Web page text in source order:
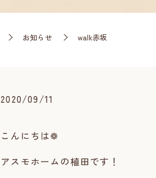
お知らせ walk赤坂
2020/09/11
こんにちは❁
アスモホームの植田です！